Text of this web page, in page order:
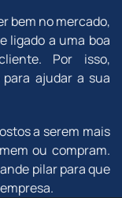
bem no mercado,
ligado a uma boa
Por isso,
ajudar a sua
a serem mais
ou compram.
pilar para que